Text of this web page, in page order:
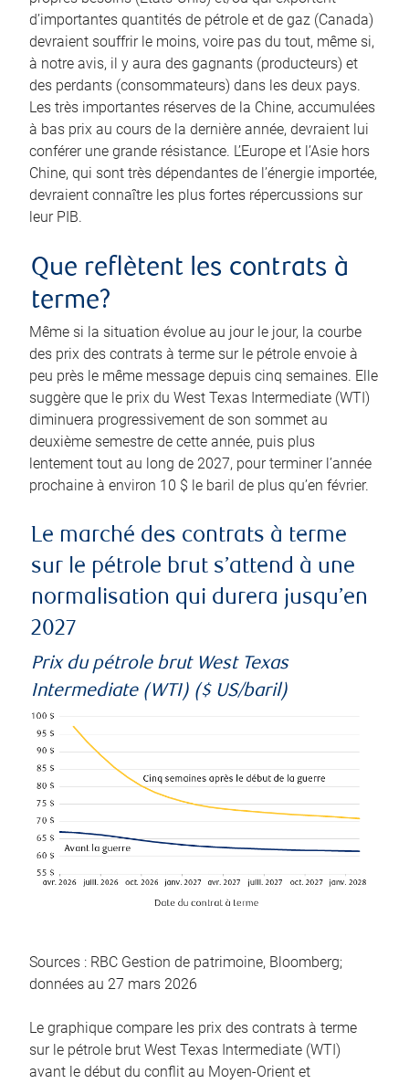
d’importantes quantités de pétrole et de gaz (Canada)
devraient souffrir le moins, voire pas du tout, même si,
à notre avis, il y aura des gagnants (producteurs) et
des perdants (consommateurs) dans les deux pays.
Les très importantes réserves de la Chine, accumulées
à bas prix au cours de la dernière année, devraient lui
conférer une grande résistance. L’Europe et l’Asie hors
Chine, qui sont très dépendantes de l’énergie importée,
devraient connaître les plus fortes répercussions sur
leur PIB.
Que reflètent les contrats à
terme?
Même si la situation évolue au jour le jour, la courbe
des prix des contrats à terme sur le pétrole envoie à
peu près le même message depuis cinq semaines. Elle
suggère que le prix du West Texas Intermediate (WTI)
diminuera progressivement de son sommet au
deuxième semestre de cette année, puis plus
lentement tout au long de 2027, pour terminer l’année
prochaine à environ 10 $ le baril de plus qu’en février.
Le marché des contrats à terme
sur le pétrole brut s’attend à une
normalisation qui durera jusqu’en
2027
Prix du pétrole brut West Texas
Intermediate (WTI) ($ US/baril)
Sources : RBC Gestion de patrimoine, Bloomberg;
données au 27 mars 2026
Le graphique compare les prix des contrats à terme
sur le pétrole brut West Texas Intermediate (WTI)
avant le début du conflit au Moyen-Orient et